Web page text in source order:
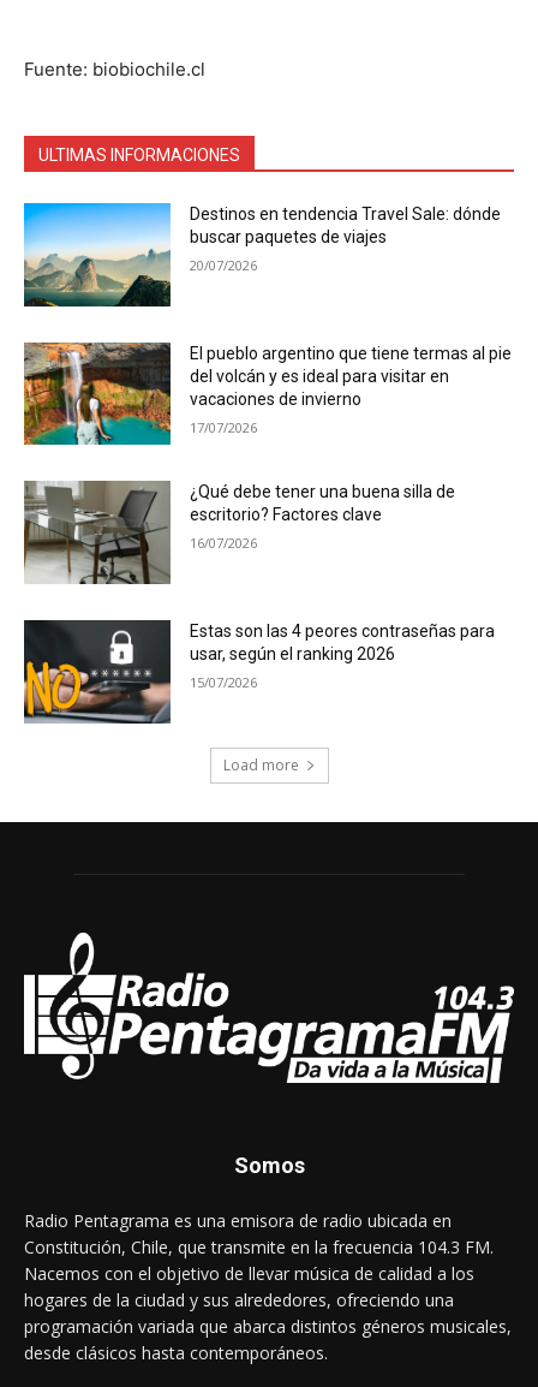
Fuente: biobiochile.cl
ULTIMAS INFORMACIONES
Destinos en tendencia Travel Sale: dónde
buscar paquetes de viajes
20/07/2026
El pueblo argentino que tiene termas al pie
del volcán y es ideal para visitar en
vacaciones de invierno
17/07/2026
¿Qué debe tener una buena silla de
escritorio? Factores clave
16/07/2026
Estas son las 4 peores contraseñas para
usar, según el ranking 2026
15/07/2026
Load more
Somos
Radio Pentagrama es una emisora de radio ubicada en
Constitución, Chile, que transmite en la frecuencia 104.3 FM.
Nacemos con el objetivo de llevar música de calidad a los
hogares de la ciudad y sus alrededores, ofreciendo una
programación variada que abarca distintos géneros musicales,
desde clásicos hasta contemporáneos.